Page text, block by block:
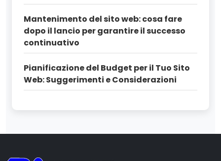
Mantenimento del sito web: cosa fare
dopo il lancio per garantire il successo
continuativo
Pianificazione del Budget per il Tuo Sito
Web: Suggerimenti e Considerazioni